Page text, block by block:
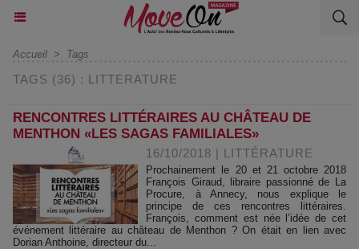
Accueil > Tags
TAGS (36) : LITTERATURE
RENCONTRES LITTÉRAIRES AU CHÂTEAU DE
MENTHON «LES SAGAS FAMILIALES»
16/10/2018 | LITTÉRATURE
Prochainement le 20 et 21 octobre 2018
François Giraud, libraire passionné de La
Procure, à Annecy, nous explique le
principe de ces rencontres littéraires.
François, comment est née l’idée de cet
événement littéraire au château de Menthon ? On était en lien avec
Dorian Anthoine, directeur du...